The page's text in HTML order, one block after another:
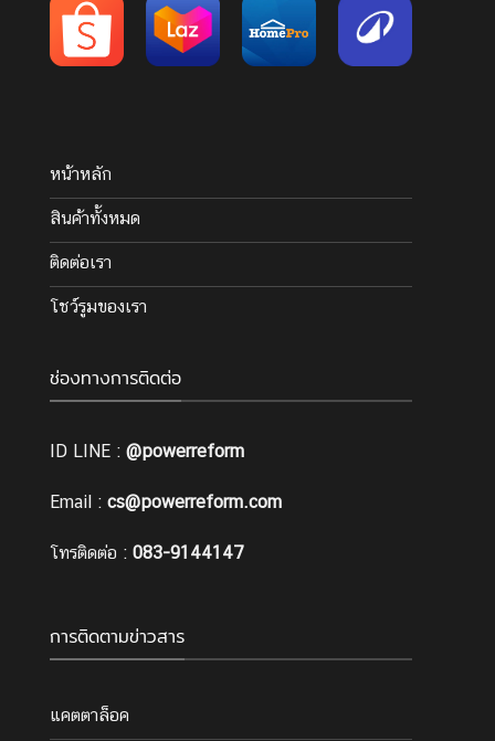
หน้าหลัก
สินค้าทั้งหมด
ติดต่อเรา
โชว์รูมของเรา
ช่องทางการติดต่อ
ID LINE : @powerreform
Email : cs@powerreform.com
โทรติดต่อ : 083-9144147
การติดตามข่าวสาร
แคตตาล็อค